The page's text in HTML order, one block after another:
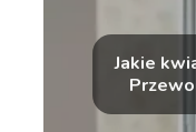
Jakie